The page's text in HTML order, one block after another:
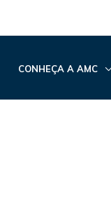
CONHEÇA A AMC